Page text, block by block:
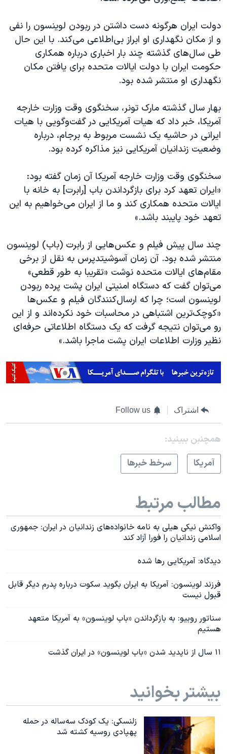
دولت ایران هرگونه دست داشتن در ربودن لوینسون را نفی
و از مکان نگهداری او ابراز بی‌اطلاعی می‌کند. با این حال
طی سال‌های گذشته چند بار اخباری درباره همکاری
حکومت ایران با دولت ایالات متحده برای یافتن مکان
نگهداری او منتشر شده بود.
بهار سال گذشته مارک تونر، سخنگوی وقت وزارت خارجه
آمریکا، خبر داد که هیات آمریکایی در گفت‌وگویی با هیات
ایرانی در حاشیه یک نشست مربوط به برجام، درباره
وضعیت زندانیان آمریکایی نیز مذاکره کرده بود.
سخنگوی وقت وزارت خارجه آمریکا آن زمان گفته بود:
«ایران تعهد کرد برای بازگرداندن باب [رابرت] به خانه با
ایالات متحده همکاری کند و ما از ایران می‌خواهیم به این
تعهد خود پایبند باشد.»
چند سال پیش فیلم و عکس‌هایی از رابرت (باب) لوینسون
منتشر شده بود. آن زمان آسوشیتدپرس به نقل از برخی
مقام‌های ایالات متحده نوشت «تقریبا به طور قطعی»
می‌توان گفت که دستگاه امنیتی ایران پشت پرده ربودن
لوینسون است؛ چرا که ارسال‌کنندگان فیلم و عکس‌ها
«کوچک‌ترین اشتباهی در محاسبات خود نکرده‌اند و از این
رو می‌توان نتیجه گرفت که یک دستگاه اطلاعاتی حرفه‌ای
نظیر وزارت اطلاعات ایران پشت ماجرا باشد.»
اشتراک Follow us
همچنبن ببینید:
آمريکا
سرخط خبرها
مطالب مرتبط
واکنش نیکی هیلی به نامه خانواده‌های زندانیان در ایران: جمهوری
اسلامی زندانیان را فورا آزاد کند
دیدگاه: آمریکایی رها شده
فرزند لوینسون: آمریکا به ایران بگوید سکوت درباره پدرم دیگر قابل
قبول نیست
سناتور روبیو: به بازگرداندن «باب لوینسون» به آمریکا متعهد
هستیم
۱۱ سال از ناپدید شدن «باب لوینسون» در ایران گذشت
بیشتر بخوانید
زلنسکی: یک کودک سه‌ساله در حمله
پهپادی روسیه کشته شد